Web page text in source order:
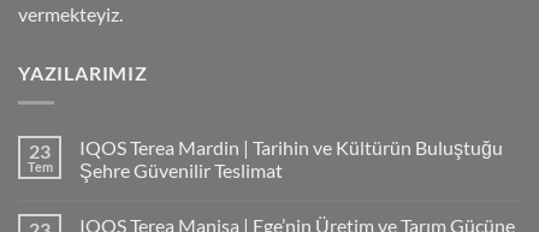
vermekteyiz.
YAZILARIMIZ
23
Tem
IQOS Terea Mardin | Tarihin ve Kültürün Buluştuğu
Şehre Güvenilir Teslimat
IQOS Terea Manisa | Ege’nin Üretim ve Tarım Gücüne